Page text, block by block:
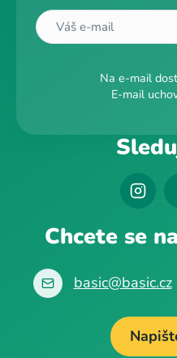
Na e-mail
E-mail
Chcete se
basic@basic.cz